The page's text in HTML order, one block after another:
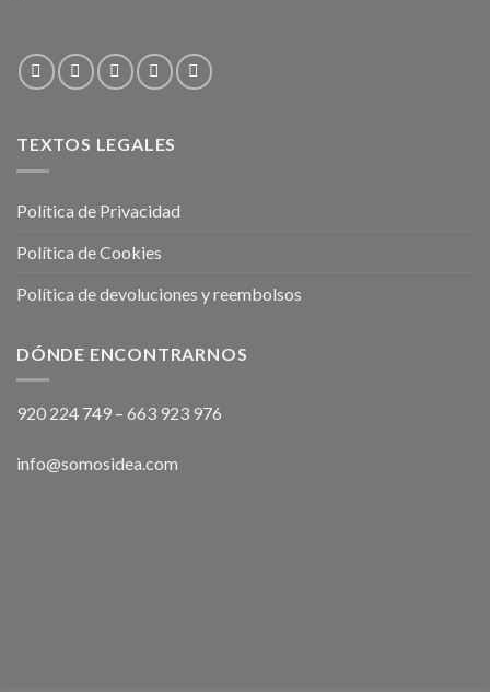
TEXTOS LEGALES
Política de Privacidad
Política de Cookies
Política de devoluciones y reembolsos
DÓNDE ENCONTRARNOS
920 224 749 – 663 923 976
info@somosidea.com